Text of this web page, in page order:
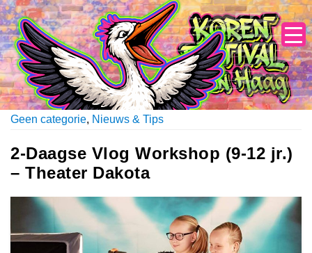
Skip
to
content
Geen categorie, Nieuws & Tips
2-Daagse Vlog Workshop (9-12 jr.)
– Theater Dakota